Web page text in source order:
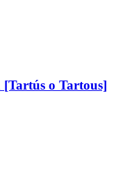
[Tartús o Tartous]